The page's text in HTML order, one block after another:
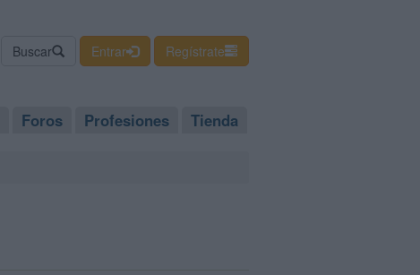
Buscar Entrar Regístrate
Foros Profesiones Tienda